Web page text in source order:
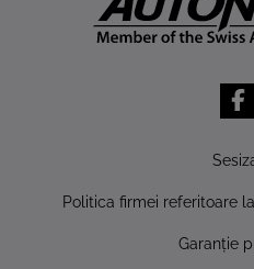
Politica firmei referitoare
Garanţie